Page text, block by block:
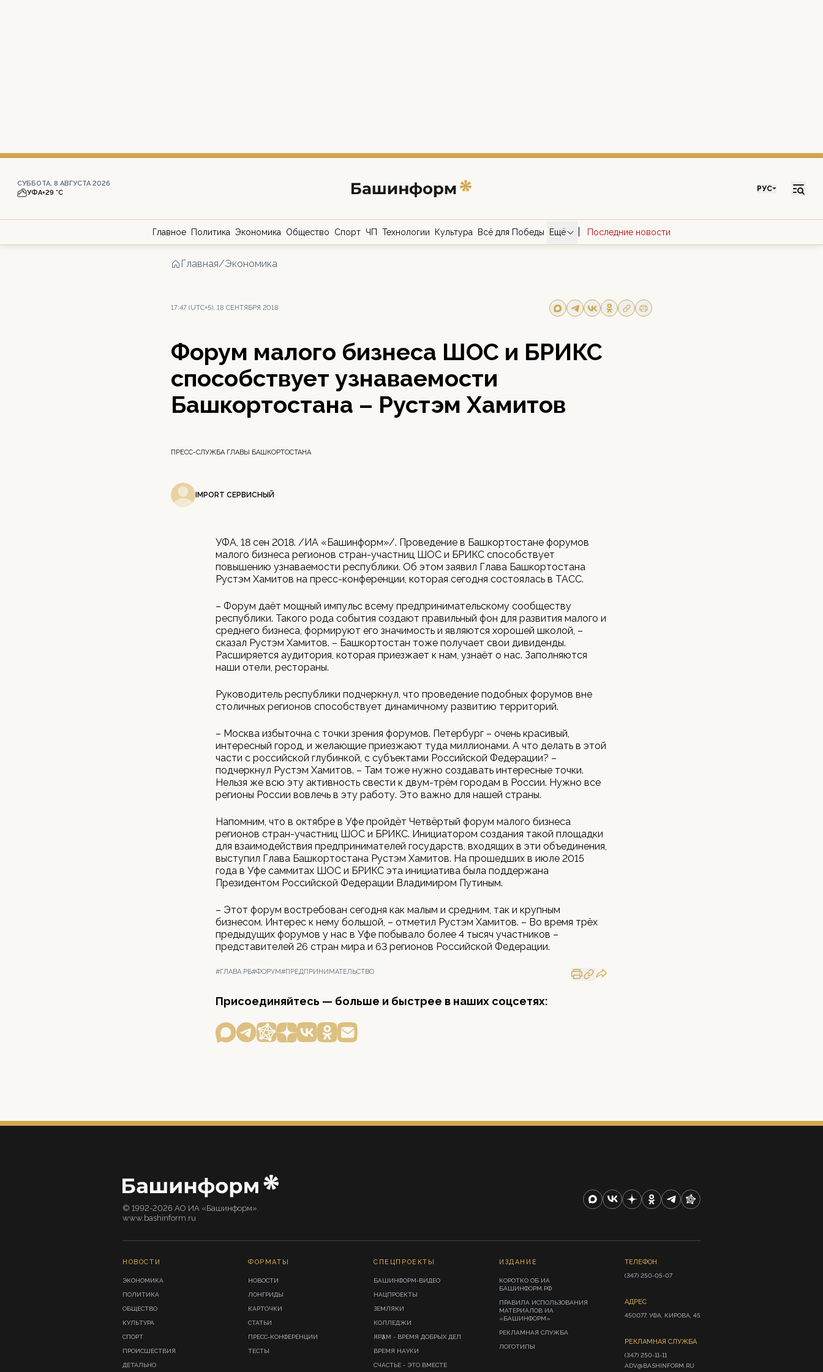
СУББОТА, 8 АВГУСТА 2026
УФА+29 °С РУС
Главное Политика Экономика Общество Спорт ЧП Технологии Культура Всё для Победы Ещё Последние новости
Главная/Экономика
17:47 (UTC+5), 18 СЕНТЯБРЯ 2018
Форум малого бизнеса ШОС и БРИКС
способствует узнаваемости
Башкортостана – Рустэм Хамитов
ПРЕСС-СЛУЖБА ГЛАВЫ БАШКОРТОСТАНА
IMPORT СЕРВИСНЫЙ
УФА, 18 сен 2018. /ИА «Башинформ»/. Проведение в Башкортостане форумов
малого бизнеса регионов стран-участниц ШОС и БРИКС способствует
повышению узнаваемости республики. Об этом заявил Глава Башкортостана
Рустэм Хамитов на пресс-конференции, которая сегодня состоялась в ТАСС.
– Форум даёт мощный импульс всему предпринимательскому сообществу
республики. Такого рода события создают правильный фон для развития малого и
среднего бизнеса, формируют его значимость и являются хорошей школой, –
сказал Рустэм Хамитов. – Башкортостан тоже получает свои дивиденды.
Расширяется аудитория, которая приезжает к нам, узнаёт о нас. Заполняются
наши отели, рестораны.
Руководитель республики подчеркнул, что проведение подобных форумов вне
столичных регионов способствует динамичному развитию территорий.
– Москва избыточна с точки зрения форумов. Петербург – очень красивый,
интересный город, и желающие приезжают туда миллионами. А что делать в этой
части с российской глубинкой, с субъектами Российской Федерации? –
подчеркнул Рустэм Хамитов. – Там тоже нужно создавать интересные точки.
Нельзя же всю эту активность свести к двум-трём городам в России. Нужно все
регионы России вовлечь в эту работу. Это важно для нашей страны.
Напомним, что в октябре в Уфе пройдёт Четвёртый форум малого бизнеса
регионов стран-участниц ШОС и БРИКС. Инициатором создания такой площадки
для взаимодействия предпринимателей государств, входящих в эти объединения,
выступил Глава Башкортостана Рустэм Хамитов. На прошедших в июле 2015
года в Уфе саммитах ШОС и БРИКС эта инициатива была поддержана
Президентом Российской Федерации Владимиром Путиным.
– Этот форум востребован сегодня как малым и средним, так и крупным
бизнесом. Интерес к нему большой, – отметил Рустэм Хамитов. – Во время трёх
предыдущих форумов у нас в Уфе побывало более 4 тысяч участников –
представителей 26 стран мира и 63 регионов Российской Федерации.
#ГЛАВА РБ#ФОРУМ#ПРЕДПРИНИМАТЕЛЬСТВО
Присоединяйтесь — больше и быстрее в наших соцсетях:
© 1992-2026 АО ИА «Башинформ».
www.bashinform.ru
НОВОСТИ
ЭКОНОМИКА
ПОЛИТИКА
ОБЩЕСТВО
КУЛЬТУРА
СПОРТ
ПРОИСШЕСТВИЯ
ДЕТАЛЬНО
ФОРМАТЫ
НОВОСТИ
ЛОНГРИДЫ
КАРТОЧКИ
СТАТЬИ
ПРЕСС-КОНФЕРЕНЦИИ
ТЕСТЫ
СПЕЦПРОЕКТЫ
БАШИНФОРМ-ВИДЕО
НАЦПРОЕКТЫ
ЗЕМЛЯКИ
КОЛЛЕДЖИ
ЯРҘАМ - ВРЕМЯ ДОБРЫХ ДЕЛ
ВРЕМЯ НАУКИ
СЧАСТЬЕ - ЭТО ВМЕСТЕ
ИЗДАНИЕ
КОРОТКО ОБ ИА
БАШИНФОРМ.РФ
ПРАВИЛА ИСПОЛЬЗОВАНИЯ
МАТЕРИАЛОВ ИА
«БАШИНФОРМ»
РЕКЛАМНАЯ СЛУЖБА
ЛОГОТИПЫ
ТЕЛЕФОН
(347) 250-05-07
АДРЕС
450077, УФА, КИРОВА, 45
РЕКЛАМНАЯ СЛУЖБА
(347) 250-11-11
ADV@BASHINFORM.RU